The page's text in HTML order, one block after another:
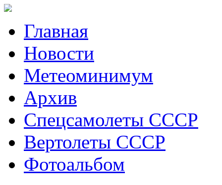
Главная
Новости
Метеоминимум
Архив
Спецсамолеты СССР
Вертолеты СССР
Фотоальбом